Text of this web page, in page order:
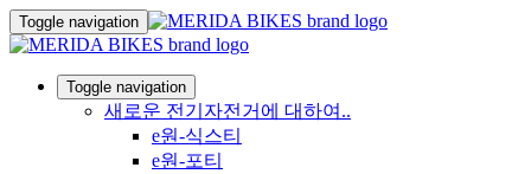
Toggle navigation
Toggle navigation
새로운 전기자전거에 대하여..
e원-식스티
e원-포티